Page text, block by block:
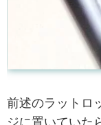
前述のラットロ